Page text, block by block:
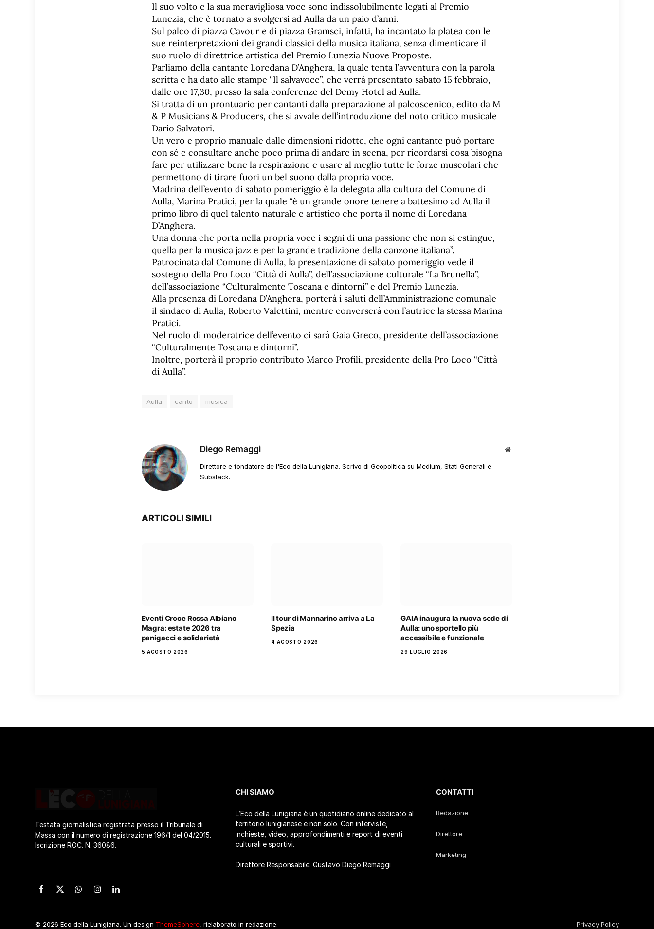
Il suo volto e la sua meravigliosa voce sono indissolubilmente legati al Premio
Lunezia, che è tornato a svolgersi ad Aulla da un paio d’anni.
Sul palco di piazza Cavour e di piazza Gramsci, infatti, ha incantato la platea con le
sue reinterpretazioni dei grandi classici della musica italiana, senza dimenticare il
suo ruolo di direttrice artistica del Premio Lunezia Nuove Proposte.
Parliamo della cantante Loredana D’Anghera, la quale tenta l’avventura con la parola
scritta e ha dato alle stampe “Il salvavoce”, che verrà presentato sabato 15 febbraio,
dalle ore 17,30, presso la sala conferenze del Demy Hotel ad Aulla.
Si tratta di un prontuario per cantanti dalla preparazione al palcoscenico, edito da M
& P Musicians & Producers, che si avvale dell’introduzione del noto critico musicale
Dario Salvatori.
Un vero e proprio manuale dalle dimensioni ridotte, che ogni cantante può portare
con sé e consultare anche poco prima di andare in scena, per ricordarsi cosa bisogna
fare per utilizzare bene la respirazione e usare al meglio tutte le forze muscolari che
permettono di tirare fuori un bel suono dalla propria voce.
Madrina dell’evento di sabato pomeriggio è la delegata alla cultura del Comune di
Aulla, Marina Pratici, per la quale “è un grande onore tenere a battesimo ad Aulla il
primo libro di quel talento naturale e artistico che porta il nome di Loredana
D’Anghera.
Una donna che porta nella propria voce i segni di una passione che non si estingue,
quella per la musica jazz e per la grande tradizione della canzone italiana”.
Patrocinata dal Comune di Aulla, la presentazione di sabato pomeriggio vede il
sostegno della Pro Loco “Città di Aulla”, dell’associazione culturale “La Brunella”,
dell’associazione “Culturalmente Toscana e dintorni” e del Premio Lunezia.
Alla presenza di Loredana D’Anghera, porterà i saluti dell’Amministrazione comunale
il sindaco di Aulla, Roberto Valettini, mentre converserà con l’autrice la stessa Marina
Pratici.
Nel ruolo di moderatrice dell’evento ci sarà Gaia Greco, presidente dell’associazione
“Culturalmente Toscana e dintorni”.
Inoltre, porterà il proprio contributo Marco Profili, presidente della Pro Loco “Città
di Aulla”.
Aulla canto musica
Diego Remaggi
Sito
Direttore e fondatore de l'Eco della Lunigiana. Scrivo di Geopolitica su Medium, Stati Generali e
Substack.
ARTICOLI SIMILI
Eventi Croce Rossa Albiano
Magra: estate 2026 tra
panigacci e solidarietà
5 AGOSTO 2026
Il tour di Mannarino arriva a La
Spezia
4 AGOSTO 2026
GAIA inaugura la nuova sede di
Aulla: uno sportello più
accessibile e funzionale
29 LUGLIO 2026
Testata giornalistica registrata presso il Tribunale di
Massa con il numero di registrazione 196/1 del 04/2015.
Iscrizione ROC. N. 36086.
CHI SIAMO
L’Eco della Lunigiana è un quotidiano online dedicato al
territorio lunigianese e non solo. Con interviste,
inchieste, video, approfondimenti e report di eventi
culturali e sportivi.
Direttore Responsabile: Gustavo Diego Remaggi
CONTATTI
Redazione
Direttore
Marketing
Facebook
X
WhatsApp
Instagram
LinkedIn
© 2026 Eco della Lunigiana. Un design ThemeSphere, rielaborato in redazione. Privacy Policy